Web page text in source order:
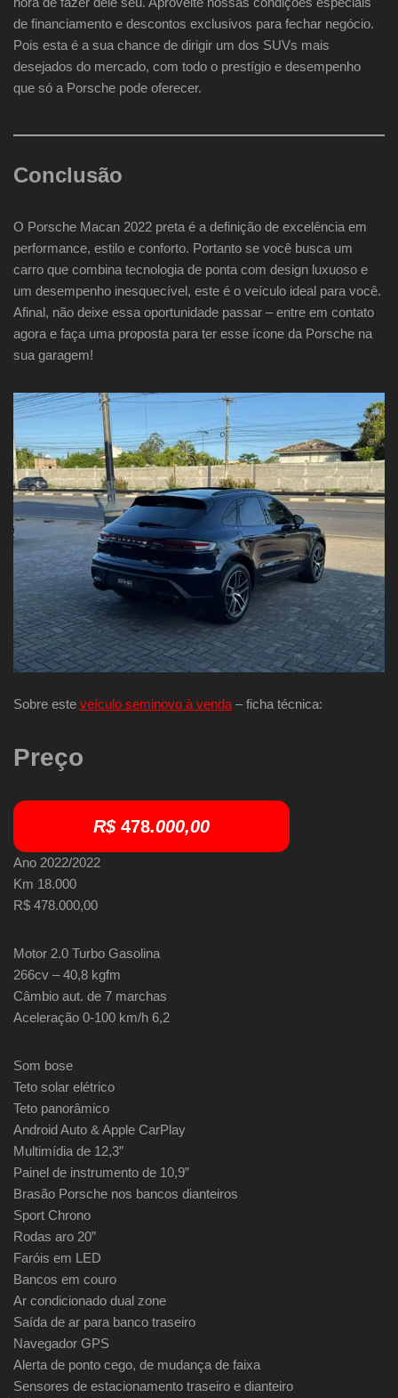
de financiamento e descontos exclusivos para fechar negócio.
Pois esta é a sua chance de dirigir um dos SUVs mais
desejados do mercado, com todo o prestígio e desempenho
que só a Porsche pode oferecer.
Conclusão
O Porsche Macan 2022 preta é a definição de excelência em
performance, estilo e conforto. Portanto se você busca um
carro que combina tecnologia de ponta com design luxuoso e
um desempenho inesquecível, este é o veículo ideal para você.
Afinal, não deixe essa oportunidade passar – entre em contato
agora e faça uma proposta para ter esse ícone da Porsche na
sua garagem!
Sobre este veículo seminovo à venda – ficha técnica:
Preço
R$ 478.000,00
Ano 2022/2022
Km 18.000
R$ 478.000,00
Motor 2.0 Turbo Gasolina
266cv – 40,8 kgfm
Câmbio aut. de 7 marchas
Aceleração 0-100 km/h 6,2
Som bose
Teto solar elétrico
Teto panorâmico
Android Auto & Apple CarPlay
Multimídia de 12,3”
Painel de instrumento de 10,9”
Brasão Porsche nos bancos dianteiros
Sport Chrono
Rodas aro 20”
Faróis em LED
Bancos em couro
Ar condicionado dual zone
Saída de ar para banco traseiro
Navegador GPS
Alerta de ponto cego, de mudança de faixa
Sensores de estacionamento traseiro e dianteiro